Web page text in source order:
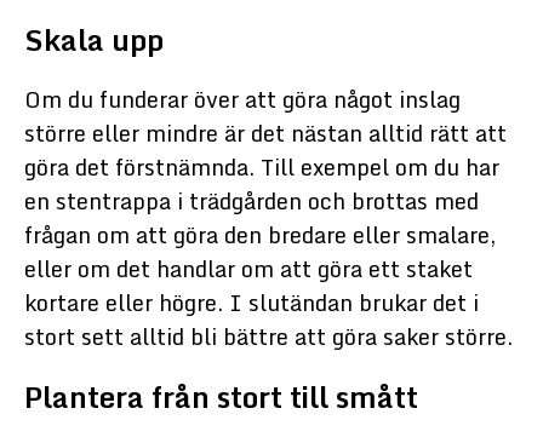
Skala upp
Om du funderar över att göra något inslag
större eller mindre är det nästan alltid rätt att
göra det förstnämnda. Till exempel om du har
en stentrappa i trädgården och brottas med
frågan om att göra den bredare eller smalare,
eller om det handlar om att göra ett staket
kortare eller högre. I slutändan brukar det i
stort sett alltid bli bättre att göra saker större.
Plantera från stort till smått